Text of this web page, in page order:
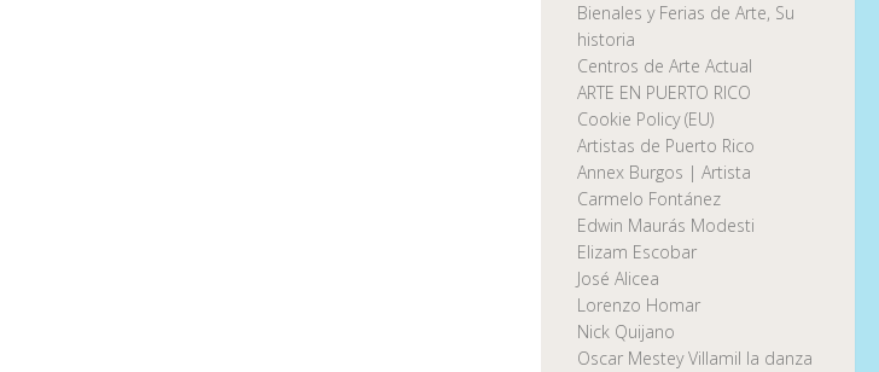
Bienales y Ferias de Arte, Su
historia
Centros de Arte Actual
ARTE EN PUERTO RICO
Cookie Policy (EU)
Artistas de Puerto Rico
Annex Burgos | Artista
Carmelo Fontánez
Edwin Maurás Modesti
Elizam Escobar
José Alicea
Lorenzo Homar
Nick Quijano
Oscar Mestey Villamil la danza